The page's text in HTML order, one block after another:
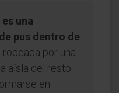
una
pus dentro de
, rodeada por una
aísla del resto
en